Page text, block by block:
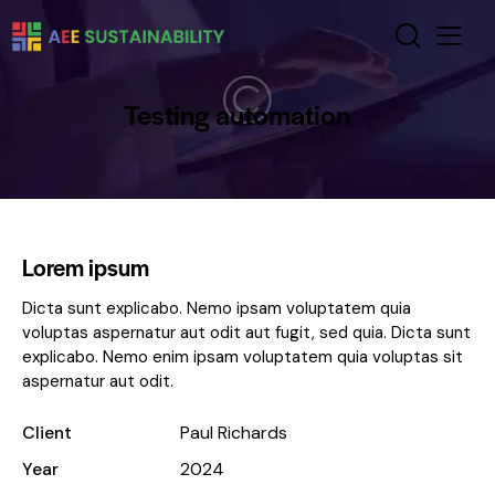
Testing automation
Lorem ipsum
Dicta sunt explicabo. Nemo ipsam voluptatem quia
voluptas aspernatur aut odit aut fugit, sed quia. Dicta sunt
explicabo. Nemo enim ipsam voluptatem quia voluptas sit
aspernatur aut odit.
Client
Paul Richards
Year
2024